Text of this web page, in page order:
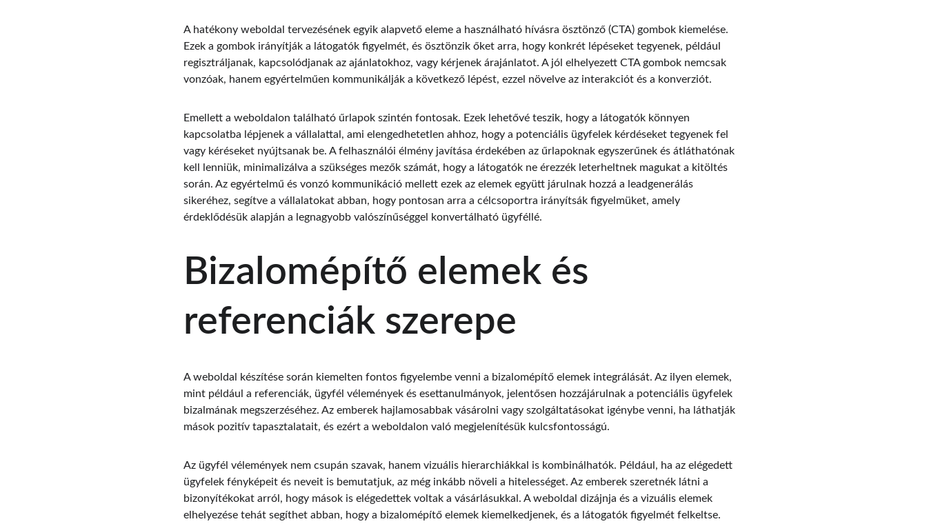
A hatékony weboldal tervezésének egyik alapvető eleme a használható hívásra ösztönző (CTA) gombok kiemelése.
Ezek a gombok irányítják a látogatók figyelmét, és ösztönzik őket arra, hogy konkrét lépéseket tegyenek, például
regisztráljanak, kapcsolódjanak az ajánlatokhoz, vagy kérjenek árajánlatot. A jól elhelyezett CTA gombok nemcsak
vonzóak, hanem egyértelműen kommunikálják a következő lépést, ezzel növelve az interakciót és a konverziót.
Emellett a weboldalon található űrlapok szintén fontosak. Ezek lehetővé teszik, hogy a látogatók könnyen
kapcsolatba lépjenek a vállalattal, ami elengedhetetlen ahhoz, hogy a potenciális ügyfelek kérdéseket tegyenek fel
vagy kéréseket nyújtsanak be. A felhasználói élmény javítása érdekében az űrlapoknak egyszerűnek és átláthatónak
kell lenniük, minimalizálva a szükséges mezők számát, hogy a látogatók ne érezzék leterheltnek magukat a kitöltés
során. Az egyértelmű és vonzó kommunikáció mellett ezek az elemek együtt járulnak hozzá a leadgenerálás
sikeréhez, segítve a vállalatokat abban, hogy pontosan arra a célcsoportra irányítsák figyelmüket, amely
érdeklődésük alapján a legnagyobb valószínűséggel konvertálható ügyféllé.
Bizalomépítő elemek és
referenciák szerepe
A weboldal készítése során kiemelten fontos figyelembe venni a bizalomépítő elemek integrálását. Az ilyen elemek,
mint például a referenciák, ügyfél vélemények és esettanulmányok, jelentősen hozzájárulnak a potenciális ügyfelek
bizalmának megszerzéséhez. Az emberek hajlamosabbak vásárolni vagy szolgáltatásokat igénybe venni, ha láthatják
mások pozitív tapasztalatait, és ezért a weboldalon való megjelenítésük kulcsfontosságú.
Az ügyfél vélemények nem csupán szavak, hanem vizuális hierarchiákkal is kombinálhatók. Például, ha az elégedett
ügyfelek fényképeit és neveit is bemutatjuk, az még inkább növeli a hitelességet. Az emberek szeretnék látni a
bizonyítékokat arról, hogy mások is elégedettek voltak a vásárlásukkal. A weboldal dizájnja és a vizuális elemek
elhelyezése tehát segíthet abban, hogy a bizalomépítő elemek kiemelkedjenek, és a látogatók figyelmét felkeltse.